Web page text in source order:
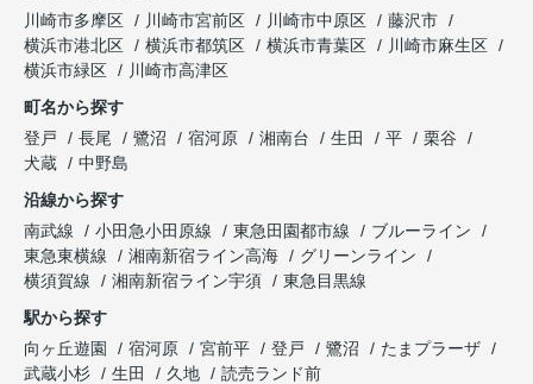
川崎市多摩区
川崎市宮前区 川崎市中原区
藤沢市
横浜市港北区
横浜市都筑区 横浜市青葉区
川崎市麻生区
横浜市緑区
川崎市高津区
町名から探す
登戸
長尾 鷺沼 宿河原 湘南台 生田 平
栗谷
犬蔵
中野島
沿線から探す
南武線
小田急小田原線 東急田園都市線
ブルーライン
東急東横線
湘南新宿ライン高海
グリーンライン
横須賀線
湘南新宿ライン宇須
東急目黒線
駅から探す
向ヶ丘遊園
宿河原 宮前平 登戸 鷺沼
たまプラーザ
武蔵小杉
生田 久地 読売ランド前